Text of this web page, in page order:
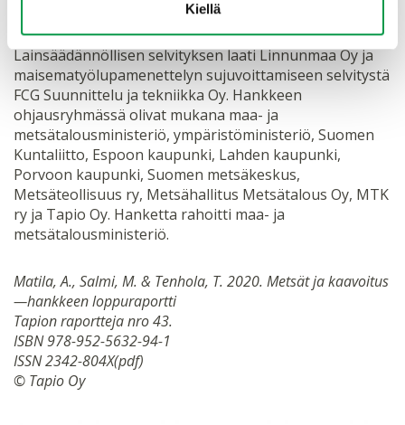
Kiellä
Hankkeen toteuttivat yhteistyössä Tapio Oy ja Suomen
metsäkeskus sekä asiantuntijana MTK ry.
Lainsäädännöllisen selvityksen laati Linnunmaa Oy ja
maisematyölupamenettelyn sujuvoittamiseen selvitystä
FCG Suunnittelu ja tekniikka Oy. Hankkeen
ohjausryhmässä olivat mukana maa- ja
metsätalousministeriö, ympäristöministeriö, Suomen
Kuntaliitto, Espoon kaupunki, Lahden kaupunki,
Porvoon kaupunki, Suomen metsäkeskus,
Metsäteollisuus ry, Metsähallitus Metsätalous Oy, MTK
ry ja Tapio Oy. Hanketta rahoitti maa- ja
metsätalousministeriö.
Matila, A., Salmi, M. & Tenhola, T. 2020. Metsät ja kaavoitus
—hankkeen loppuraportti
Tapion raportteja nro 43.
ISBN 978-952-5632-94-1
ISSN 2342-804X(pdf)
© Tapio Oy